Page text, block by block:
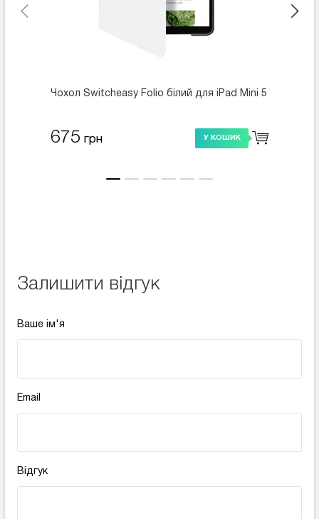
Чохол Switcheasy Folio білий для iPad Mini 5
675 грн У КОШИК
Залишити відгук
Ваше ім'я
Email
Відгук